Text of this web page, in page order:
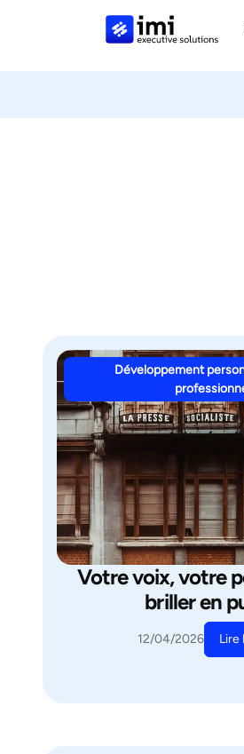
Développement
Votre voix, votre
briller en
12/04/2026 Lire